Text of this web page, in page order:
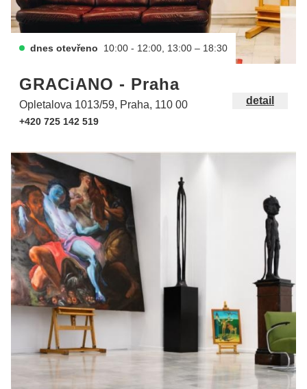
dnes otevřeno 10:00 - 12:00, 13:00 – 18:30
GRACiANO - Praha
Opletalova 1013/59, Praha, 110 00
+420 725 142 519
detail